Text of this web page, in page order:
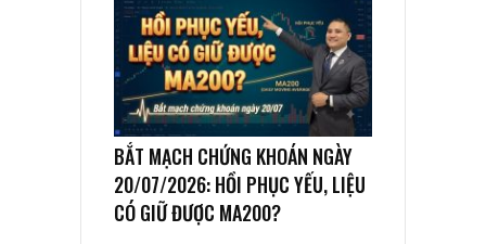
BẮT MẠCH CHỨNG KHOÁN NGÀY
20/07/2026: HỒI PHỤC YẾU, LIỆU
CÓ GIỮ ĐƯỢC MA200?